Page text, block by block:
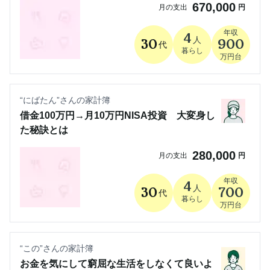
月の支出 670,000 円
30代 4 人
暮らし
年収
900
万円台
“にばたん”さんの家計簿
借金100万円→月10万円NISA投資 大変身し
た秘訣とは
月の支出 280,000 円
30代 4 人
暮らし
年収
700
万円台
“この”さんの家計簿
お金を気にして窮屈な生活をしなくて良いよ